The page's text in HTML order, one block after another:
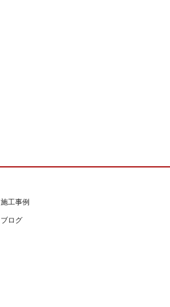
施工事例
ブログ